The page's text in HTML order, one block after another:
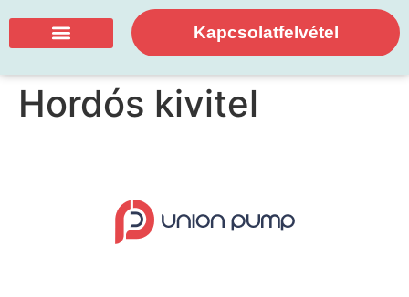
Kapcsolatfelvétel
Hordós kivitel